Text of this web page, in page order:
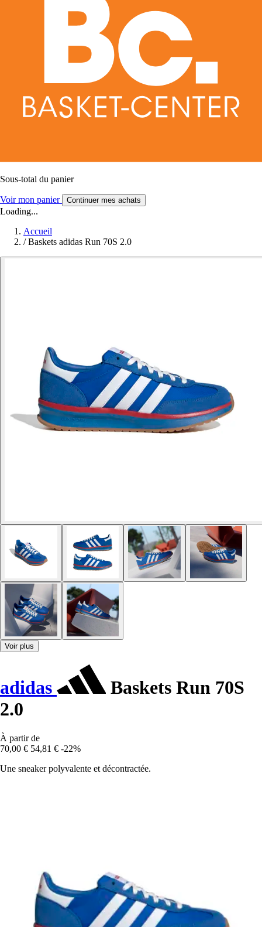
Sous-total du panier
Voir mon panier Continuer mes achats
Loading...
Accueil
/ Baskets adidas Run 70S 2.0
Voir plus
adidas
Baskets Run 70S
2.0
À partir de
70,00 € 54,81 € -22%
Une sneaker polyvalente et décontractée.